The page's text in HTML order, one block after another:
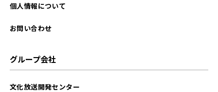
個人情報について
お問い合わせ
グループ会社
文化放送開発センター